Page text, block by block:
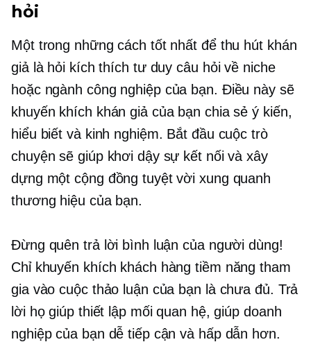
hỏi
Một trong những cách tốt nhất để thu hút khán
giả là hỏi kích thích tư duy câu hỏi về niche
hoặc ngành công nghiệp của bạn. Điều này sẽ
khuyến khích khán giả của bạn chia sẻ ý kiến,
hiểu biết và kinh nghiệm. Bắt đầu cuộc trò
chuyện sẽ giúp khơi dậy sự kết nối và xây
dựng một cộng đồng tuyệt vời xung quanh
thương hiệu của bạn.
Đừng quên trả lời bình luận của người dùng!
Chỉ khuyến khích khách hàng tiềm năng tham
gia vào cuộc thảo luận của bạn là chưa đủ. Trả
lời họ giúp thiết lập mối quan hệ, giúp doanh
nghiệp của bạn dễ tiếp cận và hấp dẫn hơn.